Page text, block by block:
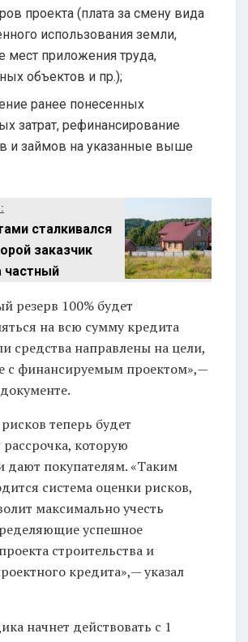
проекта (плата за смену вида
использования земли,
мест приложения труда,
объектов и пр.);
ранее понесенных
затрат, рефинансирование
и займов на указанные выше
сталкивался
заказчик
частный
резерв 100% будет
на всю сумму кредита
средства направлены на цели,
с финансируемым проектом»,—
теперь будет
которую
дают покупателям. «Таким
система оценки рисков,
максимально учесть
успешное
строительства и
кредита»,— указал
начнет действовать с 1